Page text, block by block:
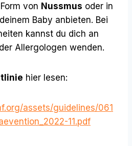
von Nussmus oder in
deinem Baby anbieten. Bei
kannst du dich an
Allergologen wenden.
hier lesen:
assets/guidelines/061
11.pdf